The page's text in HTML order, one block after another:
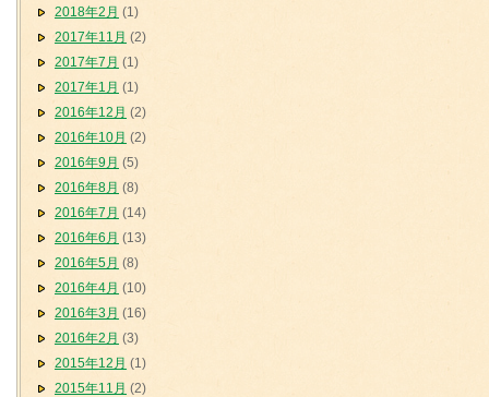
2018年2月 (1)
2017年11月 (2)
2017年7月 (1)
2017年1月 (1)
2016年12月 (2)
2016年10月 (2)
2016年9月 (5)
2016年8月 (8)
2016年7月 (14)
2016年6月 (13)
2016年5月 (8)
2016年4月 (10)
2016年3月 (16)
2016年2月 (3)
2015年12月 (1)
2015年11月 (2)